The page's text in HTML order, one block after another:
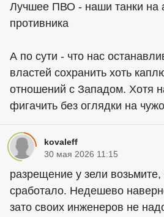
Лучшее ПВО - наши танки на
противника
А по сути - что нас
властей сохранить хоть
отношений с Западом. Хотя
фигачить без оглядки на
kovaleff
30 мая 2026 11:15
разрещение у зели
сработало. Недешево
зато своих инженеров не